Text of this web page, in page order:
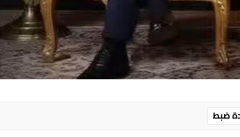
ضبط